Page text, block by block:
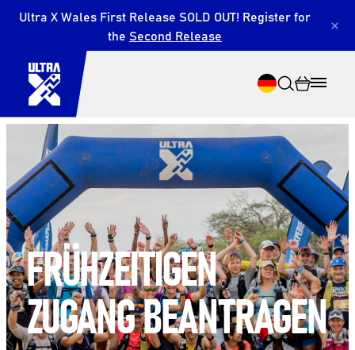
Ultra X Wales First Release SOLD OUT! Register for
the Second Release ×
Suche
FRÜHZEITIGEN
ZUGANG BEANTRAGEN